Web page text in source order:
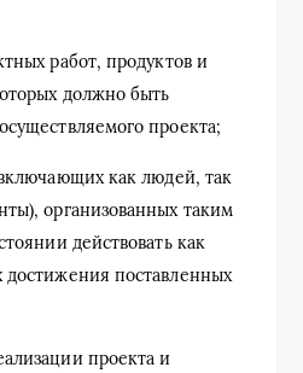
работ, продуктов и
должно быть
проекта;
как людей, так
организованных таким
действовать как
достижения поставленных
проекта и